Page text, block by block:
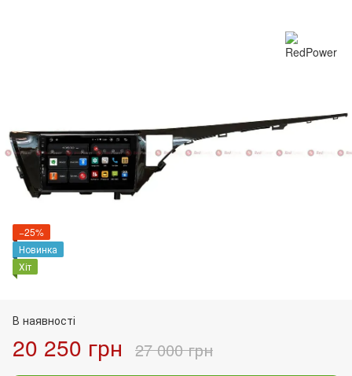
−25%
Новинка
Хіт
В наявності
20 250 грн 27 000 грн